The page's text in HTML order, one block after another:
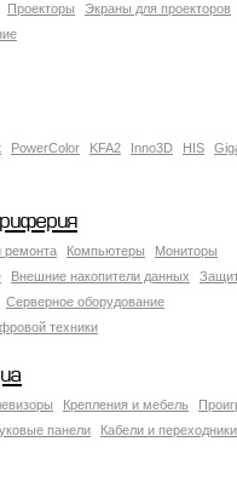
Проекторы
Экраны для проекторов
PowerColor KFA2 Inno3D HIS
ремонта Компьютеры
Мониторы
Внешние накопители данных
Серверное оборудование
техники
Крепления и мебель
панели Кабели и переходники